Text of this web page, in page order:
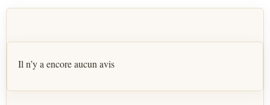
Il n’y a encore aucun avis